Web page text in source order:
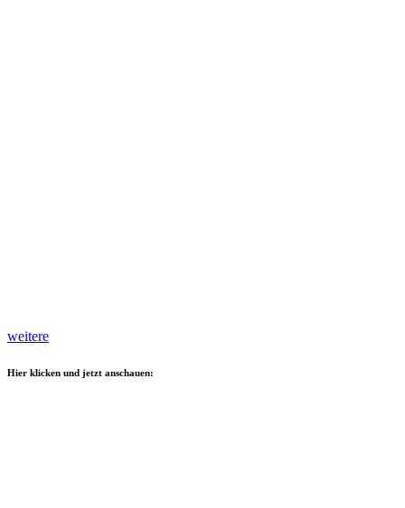
weitere
Hier klicken und jetzt anschauen: